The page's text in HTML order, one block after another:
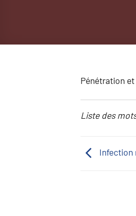
Pénétration
Liste des
Infection